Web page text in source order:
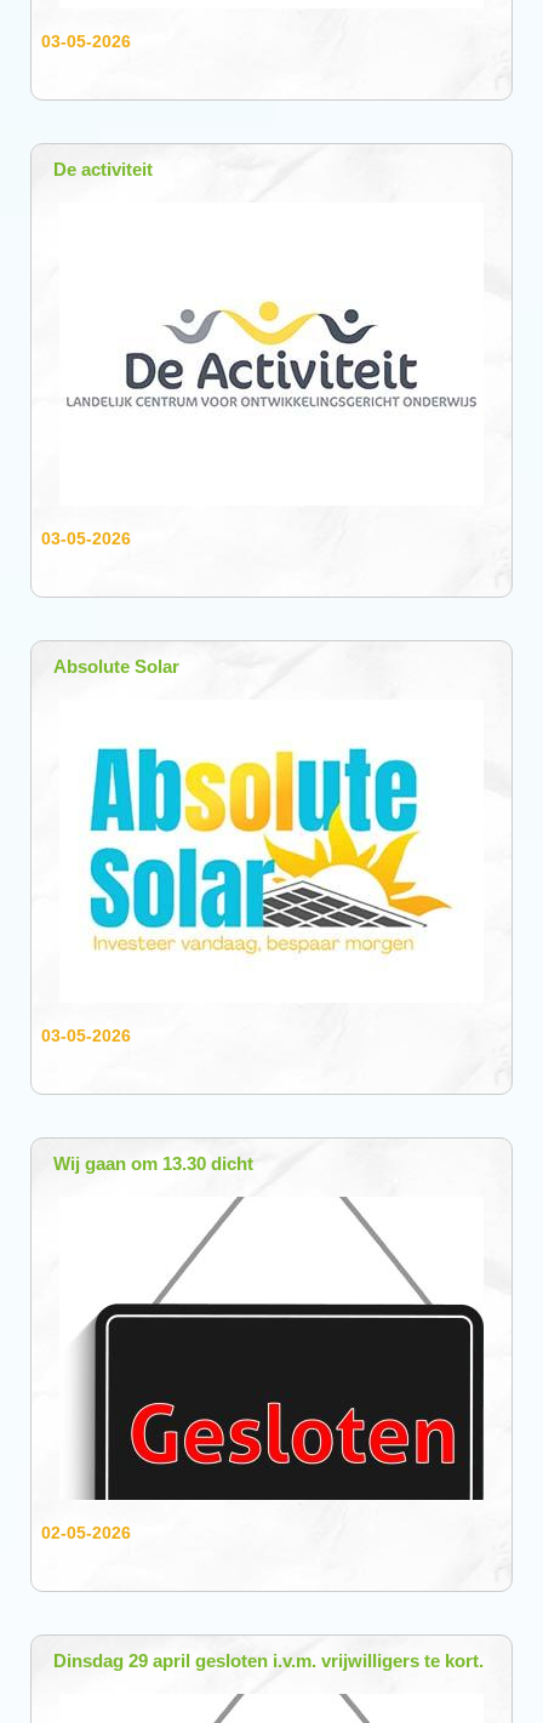
03-05-2026
De activiteit
03-05-2026
Absolute Solar
03-05-2026
Wij gaan om 13.30 dicht
02-05-2026
Dinsdag 29 april gesloten i.v.m. vrijwilligers te kort.